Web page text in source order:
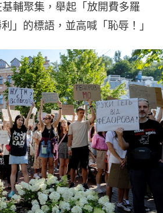
輔聚集，舉起「放開費多羅
」的標語，並高喊「恥辱！」